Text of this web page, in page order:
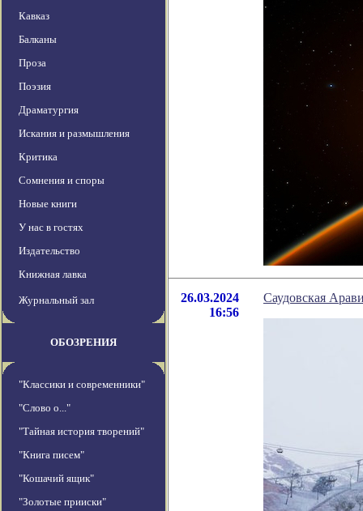
Кавказ
Балканы
Проза
Поэзия
Драматургия
Искания и размышления
Критика
Сомнения и споры
Новые книги
У нас в гостях
Издательство
Книжная лавка
Журнальный зал
ОБОЗРЕНИЯ
"Классики и современники"
"Слово о..."
"Тайная история творений"
"Книга писем"
"Кошачий ящик"
"Золотые прииски"
26.03.2024
16:56
Саудовская